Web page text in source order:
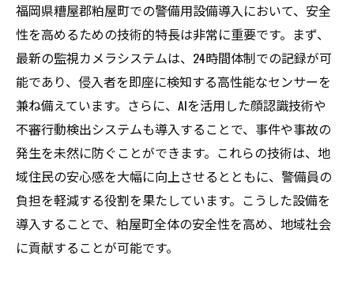
福岡県糟屋郡粕屋町での警備用設備導入において、安全
性を高めるための技術的特長は非常に重要です。まず、
最新の監視カメラシステムは、24時間体制での記録が可
能であり、侵入者を即座に検知する高性能なセンサーを
兼ね備えています。さらに、AIを活用した顔認識技術や
不審行動検出システムも導入することで、事件や事故の
発生を未然に防ぐことができます。これらの技術は、地
域住民の安心感を大幅に向上させるとともに、警備員の
負担を軽減する役割を果たしています。こうした設備を
導入することで、粕屋町全体の安全性を高め、地域社会
に貢献することが可能です。